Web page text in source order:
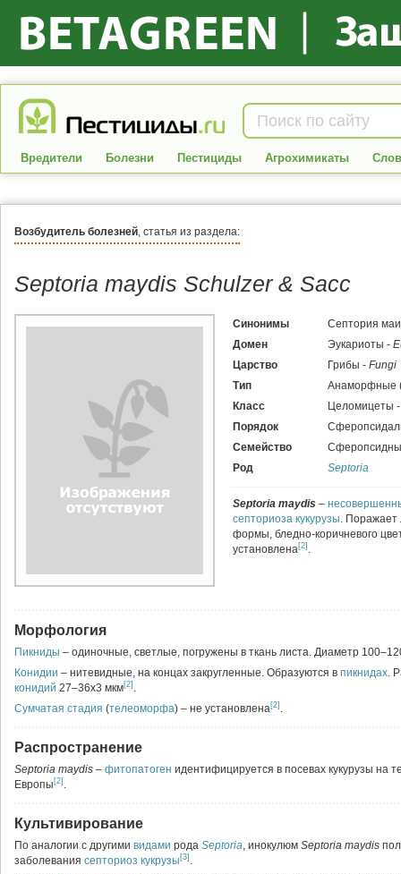
Вредители Болезни Пестициды Агрохимикаты
Возбудитель болезней, статья из раздела:
Septoria maydis Schulzer & Sacc
Синонимы
Септория
Домен
Эукариоты -
Царство
Грибы - Fungi
Тип
Анаморфные
Класс
Целомицеты
Порядок
Семейство
Род
Septoria
Septoria maydis –
септориоза кукурузы. Поражает
формы, бледно-коричневого
установлена[2] .
Морфология
Пикниды – одиночные, светлые, погружены в ткань листа. Диаметр
Конидии – нитевидные, на концах закругленные. Образуются в пикнидах.
конидий 27–36х3 мкм[2] .
Сумчатая стадия (телеоморфа) – не установлена[2] .
Распространение
Septoria maydis – фитопатоген идентифицируется в посевах кукурузы на
Европы [2] .
Культивирование
По аналогии с другими видами рода Septoria, инокулюм Septoria maydis
заболевания септориоз кукрузы [3] .